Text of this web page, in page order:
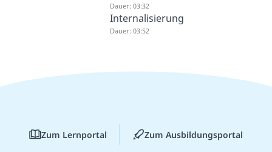
Dauer: 03:32
Internalisierung
Dauer: 03:52
Zum Lernportal Zum Ausbildungsportal